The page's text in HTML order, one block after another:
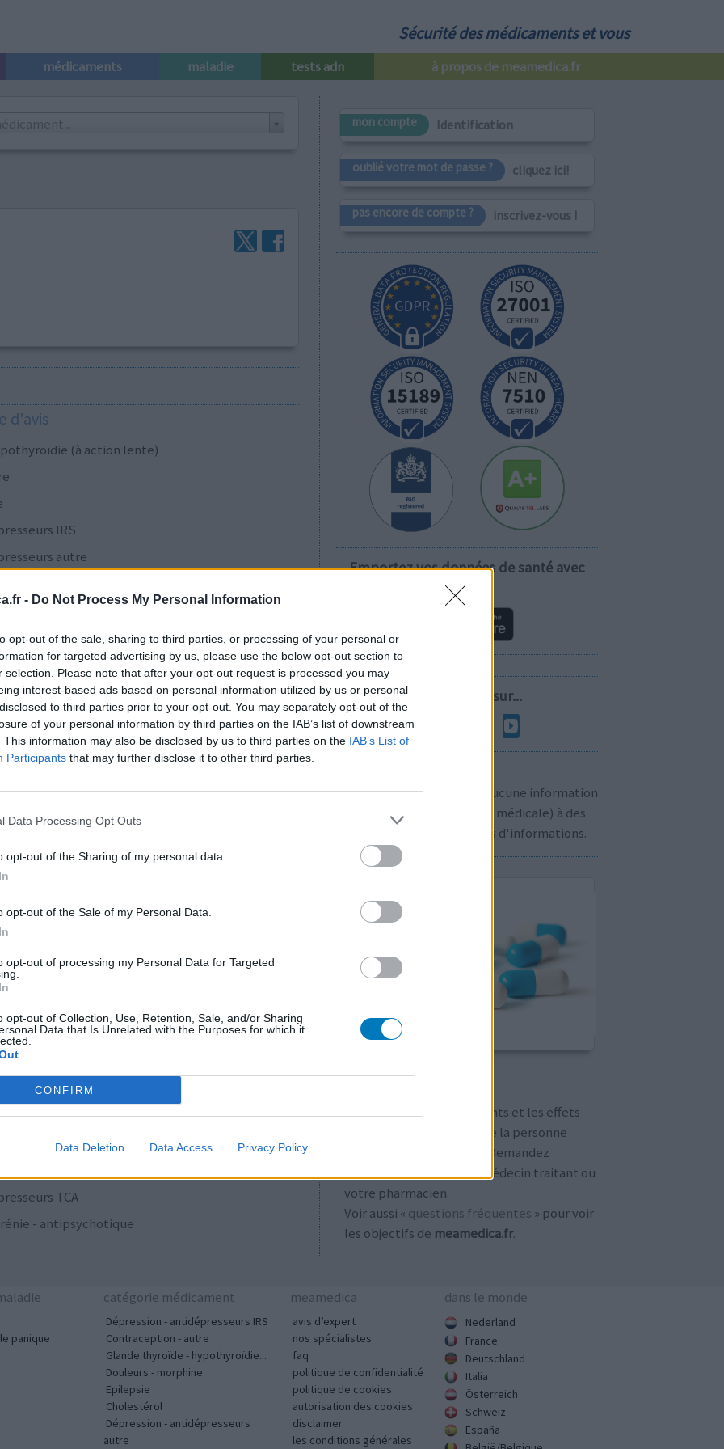
- Do Not Process My Personal Information
opt-out of the sale, sharing to third parties, or processing of your personal or
for targeted advertising by us, please use the below opt-out section to
selection. Please note that after your opt-out request is processed you may
interest-based ads based on personal information utilized by us or personal
to third parties prior to your opt-out. You may separately opt-out of the
of your personal information by third parties on the IAB’s list of downstream
This information may also be disclosed by us to third parties on the IAB’s List of
Participants that may further disclose it to other third parties.
Data Processing Opt Outs
opt-out of the Sharing of my personal data.
opt-out of the Sale of my Personal Data.
opt-out of processing my Personal Data for Targeted
opt-out of Collection, Use, Retention, Sale, and/or Sharing
Data that Is Unrelated with the Purposes for which it
CONFIRM
Data Deletion Data Access Privacy Policy
Sécurité des médicaments et vous
médicaments maladie tests adn à propos de meamedica.fr
d'avis
(à action lente)
IRS
autre
IRS
à large spectre
IRS
autre
antihormones
IRS
IRS
oraux
bloquant
bloquant
- antipsychotique
oraux
TCA
- antipsychotique
mon compte Identification
oublié votre mot de passe ? cliquez ici!
pas encore de compte ? inscrivez-vous !
Emportez vos données de santé avec
vous!
Suivez-nous sur...
Nous ne communiquons aucune information
personnelle (prescription médicale) à des
pour plus d'informations.
Les avis sur les médicaments et les effets
secondaires dépendent de la personne
utilisant le médicament. Demandez
toujours conseil à votre médecin traitant ou
votre pharmacien.
Voir aussi « questions fréquentes » pour voir
les objectifs de meamedica.fr.
panique
catégorie médicament
Dépression - antidépresseurs IRS
Contraception - autre
Glande thyroïde - hypothyroïdie...
Douleurs - morphine
Epilepsie
Cholestérol
Dépression - antidépresseurs
autre
meamedica
avis d’expert
nos spécialistes
faq
politique de confidentialité
politique de cookies
autorisation des cookies
disclaimer
les conditions générales
dans le monde
Nederland
France
Deutschland
Italia
Österreich
Schweiz
España